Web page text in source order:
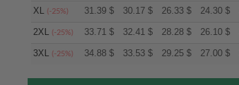
XL (-25%) 31.39 $ 30.17 $ 26.33 $ 24.30 $
2XL (-25%) 33.71 $ 32.41 $ 28.28 $ 26.10 $
3XL (-25%) 34.88 $ 33.53 $ 29.25 $ 27.00 $